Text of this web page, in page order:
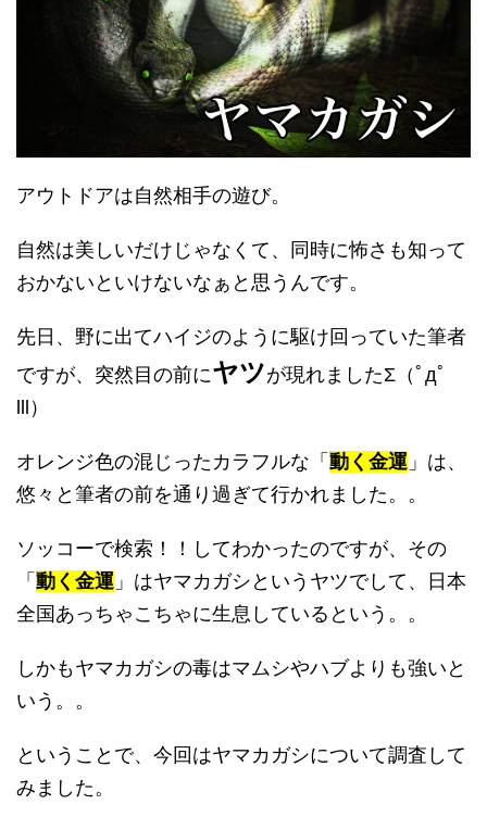
アウトドアは自然相手の遊び。
自然は美しいだけじゃなくて、同時に怖さも知って
おかないといけないなぁと思うんです。
先日、野に出てハイジのように駆け回っていた筆者
ですが、突然目の前にヤツが現れましたΣ（ﾟдﾟ
lll）
オレンジ色の混じったカラフルな「 動く金運 」は、
悠々と筆者の前を通り過ぎて行かれました。。
ソッコーで検索！！してわかったのですが、その
「 動く金運 」はヤマカガシというヤツでして、日本
全国あっちゃこちゃに生息しているという。。
しかもヤマカガシの毒はマムシやハブよりも強いと
いう。。
ということで、今回はヤマカガシについて調査して
みました。